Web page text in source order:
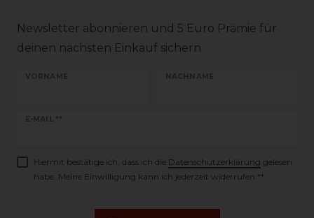
Newsletter abonnieren und 5 Euro Prämie für
deinen nächsten Einkauf sichern
VORNAME NACHNAME
E-MAIL **
Newsletter
Hiermit bestätige ich, dass ich die Daten­schutz­erklärung gelesen
habe. Meine Einwilligung kann ich jederzeit widerrufen.**